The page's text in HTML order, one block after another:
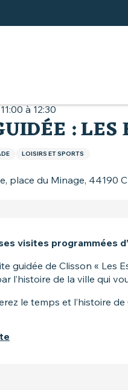
à 12:30
: LES
LOISIRS ET SPORTS
place du Minage, 44190
visites programmées
guidée de Clisson « Les
l’histoire de la ville qui
le temps et l’histoire